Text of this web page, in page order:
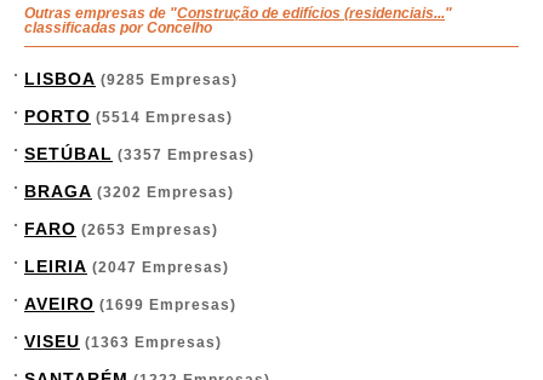
Outras empresas de "Construção de edifícios (residenciais..."
classificadas por Concelho
LISBOA (9285 Empresas)
PORTO (5514 Empresas)
SETÚBAL (3357 Empresas)
BRAGA (3202 Empresas)
FARO (2653 Empresas)
LEIRIA (2047 Empresas)
AVEIRO (1699 Empresas)
VISEU (1363 Empresas)